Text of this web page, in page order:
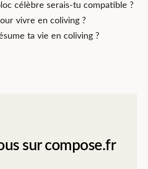
célèbre serais-tu compatible ?
vivre en coliving ?
ta vie en coliving ?
sur compose.fr